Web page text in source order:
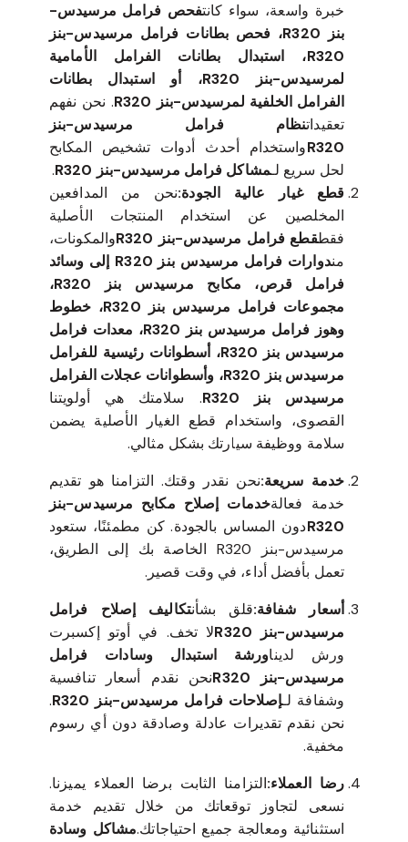
خبرة واسعة، سواء كانتفحص فرامل مرسيدس-
بنز R320، فحص بطانات فرامل مرسيدس-بنز
R320، استبدال بطانات الفرامل الأمامية
لمرسيدس-بنز R320، أو استبدال بطانات
الفرامل الخلفية لمرسيدس-بنز R320
. نحن نفهم
تعقيداتنظام فرامل مرسيدس-بنز
R320واستخدام أحدث أدوات تشخيص المكابح
لحل سريع لـمشاكل فرامل مرسيدس-بنز R320
.
قطع غيار عالية الجودة:نحن من المدافعين
المخلصين عن استخدام المنتجات الأصلية
فقطقطع فرامل مرسيدس-بنز R320
والمكونات،
من
دوارات فرامل مرسيدس بنز R320 إلى وسائد
فرامل قرص، مكابح مرسيدس بنز R320،
مجموعات فرامل مرسيدس بنز R320، خطوط
وهوز فرامل مرسيدس بنز R320، معدات فرامل
مرسيدس بنز R320، أسطوانات رئيسية للفرامل
مرسيدس بنز R320، وأسطوانات عجلات الفرامل
مرسيدس بنز R320
. سلامتك هي أولويتنا
القصوى، واستخدام قطع الغيار الأصلية يضمن
سلامة ووظيفة سيارتك بشكل مثالي.
خدمة سريعة:نحن نقدر وقتك. التزامنا هو تقديم
خدمة فعالةخدمات إصلاح مكابح مرسيدس-بنز
R320دون المساس بالجودة. كن مطمئنًا، ستعود
مرسيدس-بنز R320 الخاصة بك إلى الطريق،
تعمل بأفضل أداء، في وقت قصير.
أسعار شفافة:قلق بشأنتكاليف إصلاح فرامل
مرسيدس-بنز R320
لا تخف. في أوتو إكسبرت
ورش لديناورشة استبدال وسادات فرامل
مرسيدس-بنز R320
نحن نقدم أسعار تنافسية
وشفافة لـإصلاحات فرامل مرسيدس-بنز R320
.
نحن نقدم تقديرات عادلة وصادقة دون أي رسوم
مخفية.
رضا العملاء:التزامنا الثابت برضا العملاء يميزنا.
نسعى لتجاوز توقعاتك من خلال تقديم خدمة
استثنائية ومعالجة جميع احتياجاتك.مشاكل وسادة